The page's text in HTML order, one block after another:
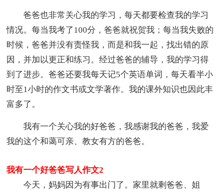
爸爸也非常关心我的学习，每天都要检查我的学习
情况。每当我考了100分，爸爸就祝贺我；每当我失败的
时候，爸爸并没有责怪我，而是和我一起，找出错的原
因，并加以更正和练习。经过爸爸的辅导，我的学习得
到了进步。爸爸还要我每天记5个英语单词，每天看半小
时至1小时的作文书或文学著作。我的课外知识也因此丰
富多了。
我有一个关心我的好爸爸，我感谢我的爸爸，我爱
我的这个和蔼可亲、教女有方的爸爸。
我有一个好爸爸写人作文2
今天，妈妈因为有事出门了。家里就剩爸爸、姐